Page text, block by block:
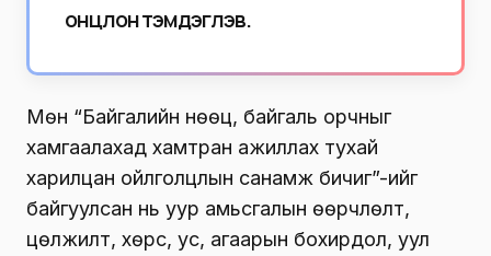
онцлон тэмдэглэв.
Мөн “Байгалийн нөөц, байгаль орчныг
хамгаалахад хамтран ажиллах тухай
харилцан ойлголцлын санамж бичиг”-ийг
байгуулсан нь уур амьсгалын өөрчлөлт,
цөлжилт, хөрс, ус, агаарын бохирдол, уул